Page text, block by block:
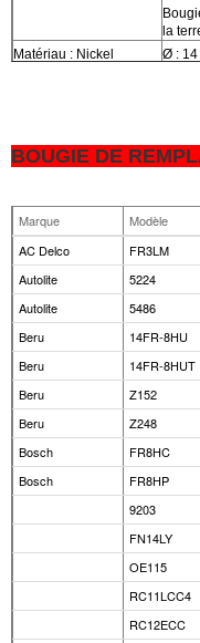
la
Matériau : Nickel
Ø : 14
supplémentaire
BOUGIE DE
Marque
Modèle
AC Delco
FR3LM
Autolite
5224
Autolite
5486
Beru
14FR-8HU
Beru
14FR-8HUT
Beru
Z152
Beru
Z248
Bosch
FR8HC
Bosch
FR8HP
9203
FN14LY
OE115
RC11LCC4
RC12ECC